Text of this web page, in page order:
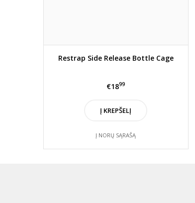
Restrap Side Release Bottle Cage
€1899
Į KREPŠELĮ
Į NORŲ SĄRAŠĄ